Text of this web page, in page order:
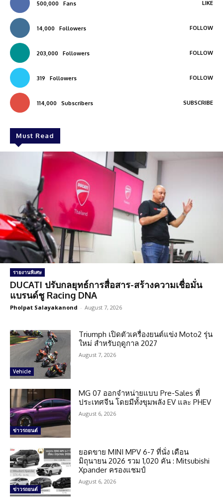
500,000 Fans LIKE
14,000 Followers FOLLOW
203,000 Followers FOLLOW
319 Followers FOLLOW
114,000 Subscribers SUBSCRIBE
Must Read
รายงานพิเศษ
DUCATI ปรับกลยุทธ์การสื่อสาร-สร้างความเชื่อมั่น
แบรนด์ชู Racing DNA
Pholpat Salayakanond - August 7, 2026
Vehicle
Triumph เปิดตัวเครื่องยนต์แข่ง Moto2 รุ่น
ใหม่ สำหรับฤดูกาล 2027
August 7, 2026
ข่าวรถยนต์
MG 07 ออกจำหน่ายแบบ Pre-Sales ที่
ประเทศจีน โดยมีทั้งขุมพลัง EV และ PHEV
August 6, 2026
ข่าวรถยนต์
ยอดขาย MINI MPV 6-7 ที่นั่ง เดือน
มิถุนายน 2026 รวม 1,020 คัน : Mitsubishi
Xpander ครองแชมป์
August 6, 2026